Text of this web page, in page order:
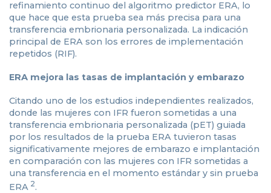
refinamiento continuo del algoritmo predictor ERA, lo
que hace que esta prueba sea más precisa para una
transferencia embrionaria personalizada. La indicación
principal de ERA son los errores de implementación
repetidos (RIF).
ERA mejora las tasas de implantación y embarazo
Citando uno de los estudios independientes realizados,
donde las mujeres con IFR fueron sometidas a una
transferencia embrionaria personalizada (pET) guiada
por los resultados de la prueba ERA tuvieron tasas
significativamente mejores de embarazo e implantación
en comparación con las mujeres con IFR sometidas a
una transferencia en el momento estándar y sin prueba
ERA 2.